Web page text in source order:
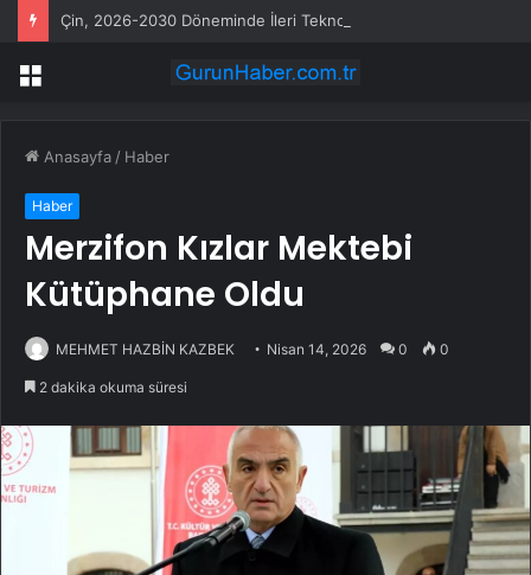
Menü
Anasayfa / Haber
Haber
Merzifon Kızlar Mektebi
Kütüphane Oldu
MEHMET HAZBİN KAZBEK Nisan 14, 2026 0 0
2 dakika okuma süresi